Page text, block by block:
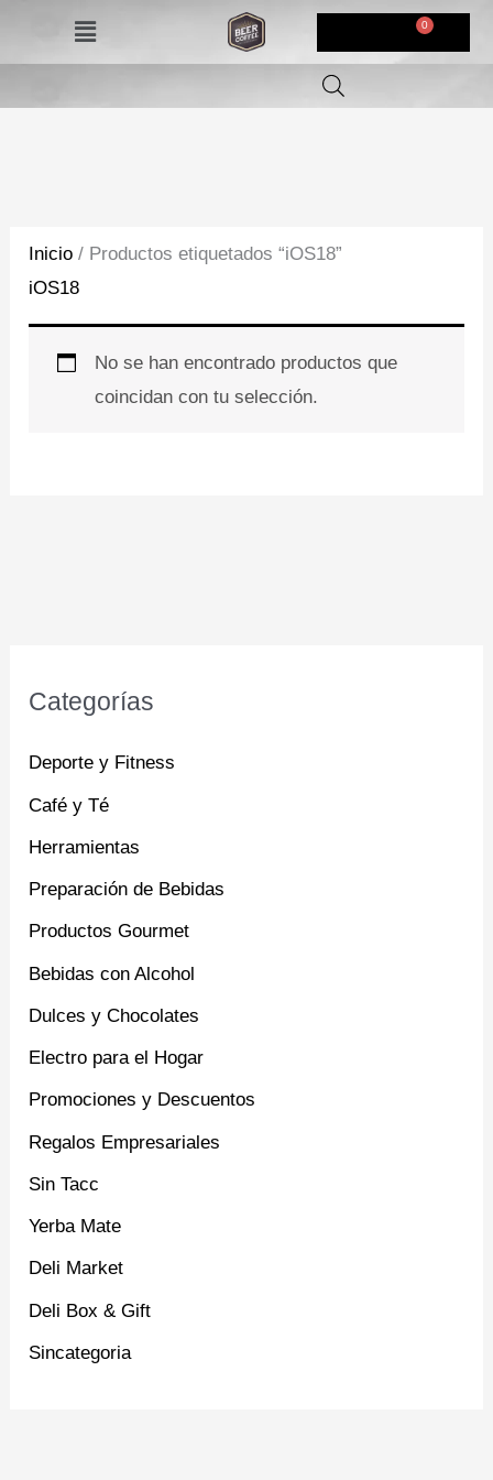
Menú
Categorías
Deporte y Fitness
Café y Té
Herramientas
Preparación de Bebidas
Productos Gourmet
Bebidas con Alcohol
Dulces y Chocolates
Electro para el Hogar
Promociones y Descuentos
Regalos Empresariales
Sin Tacc
Yerba Mate
Deli Market
Deli Box & Gift
Sincategoria
Inicio / Productos etiquetados “iOS18”
iOS18
No se han encontrado productos que
coincidan con tu selección.